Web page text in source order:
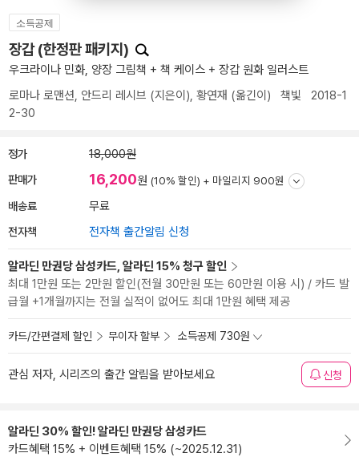
소득공제
장갑 (한정판 패키지)
우크라이나 민화, 양장 그림책 + 책 케이스 + 장갑 원화 일러스트
로마나 로맨션, 안드리 레시브 (지은이), 황연재 (옮긴이) 책빛 2018-1
2-30
정가 18,000원
판매가 16,200원 (10% 할인) + 마일리지 900원
배송료 무료
전자책 전자책 출간알림 신청
알라딘 만권당 삼성카드, 알라딘 15% 청구 할인
최대 1만원 또는 2만원 할인(전월 30만원 또는 60만원 이용 시) / 카드 발
급월 +1개월까지는 전월 실적이 없어도 최대 1만원 혜택 제공
카드/간편결제 할인 무이자 할부 소득공제 730원
관심 저자, 시리즈의 출간 알림을 받아보세요 신청
알라딘 30% 할인! 알라딘 만권당 삼성카드
카드혜택 15% + 이벤트혜택 15% (~2025.12.31)